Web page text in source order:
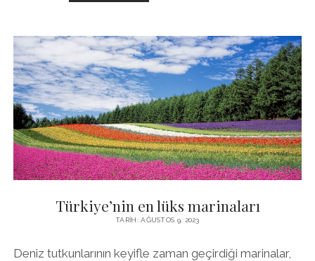
ÜNLÜ
MARINALARI
Türkiye’nin en lüks marinaları
TARIH: AĞUSTOS 9, 2023
Deniz tutkunlarının keyifle zaman geçirdiği marinalar,